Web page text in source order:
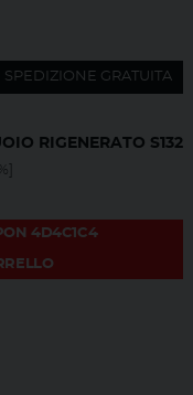
SPEDIZIONE GRATUITA
RIGENERATO S132
4D4C1C4